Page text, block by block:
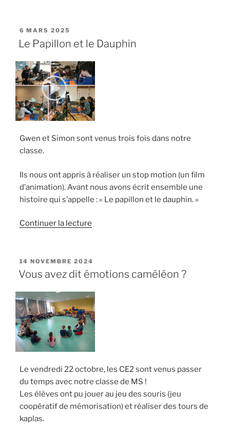
? »
PUBLIÉ
LE
6 MARS 2025
Le Papillon et le Dauphin
Gwen et Simon sont venus trois fois dans notre
classe.
Ils nous ont appris à réaliser un stop motion (un film
d’animation). Avant nous avons écrit ensemble une
histoire qui s’appelle : « Le papillon et le dauphin. »
Continuer la lecturede
et
le
PUBLIÉ
LE
14 NOVEMBRE 2024
Vous avez dit émotions caméléon ?
Le vendredi 22 octobre, les CE2 sont venus passer
du temps avec notre classe de MS !
Les élèves ont pu jouer au jeu des souris (jeu
coopératif de mémorisation) et réaliser des tours de
kaplas.